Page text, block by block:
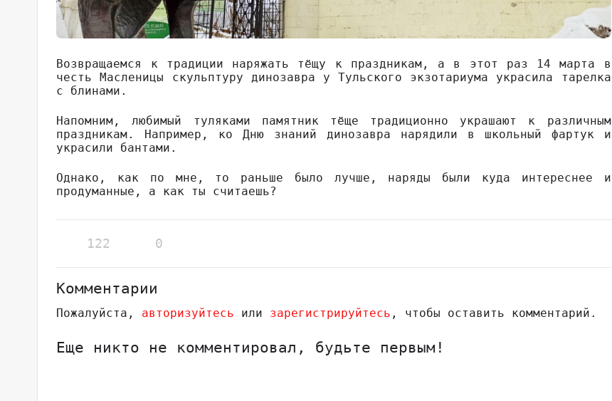
Возвращаемся к традиции наряжать тёщу к праздникам, а в этот раз 14 марта в
честь Масленицы скульптуру динозавра у Тульского экзотариума украсила тарелка
с блинами.
Напомним, любимый туляками памятник тёще традиционно украшают к различным
праздникам. Например, ко Дню знаний динозавра нарядили в школьный фартук и
украсили бантами.
Однако, как по мне, то раньше было лучше, наряды были куда интереснее и
продуманные, а как ты считаешь?
122 0
Комментарии
Пожалуйста, авторизуйтесь или зарегистрируйтесь , чтобы оставить комментарий.
Еще никто не комментировал, будьте первым!